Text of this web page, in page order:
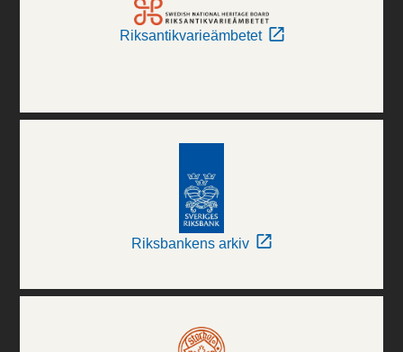
Riksantikvarieämbetet
Riksbankens arkiv